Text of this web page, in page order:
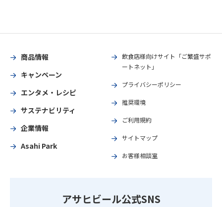
商品情報
キャンペーン
エンタメ・レシピ
サステナビリティ
企業情報
Asahi Park
飲食店様向けサイト「ご繁盛サポ
ートネット」
プライバシーポリシー
推奨環境
ご利用規約
サイトマップ
お客様相談室
アサヒビール公式SNS